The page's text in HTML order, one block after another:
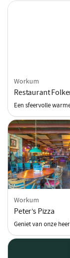
Workum
Restaurant
Een sfeervolle
Workum
Peter’s Pizza
Geniet van onze